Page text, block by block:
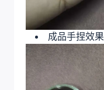
成品手捏效果